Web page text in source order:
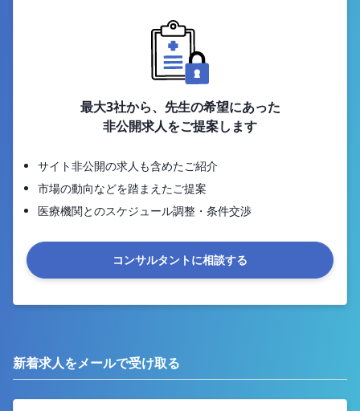
最大3社から、先生の希望にあった
非公開求人をご提案します
サイト非公開の求人も含めたご紹介
市場の動向などを踏まえたご提案
医療機関とのスケジュール調整・条件交渉
コンサルタントに相談する
新着求人をメールで受け取る